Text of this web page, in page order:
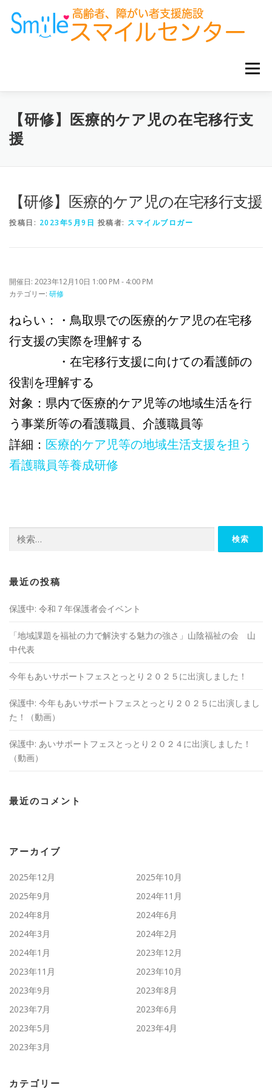
キ
メニュー
ホーム お知らせ サービス事業所 グループ企業
【研修】医療的ケア児の在宅移行支
援
【研修】医療的ケア児の在宅移行支援
投稿日: 2023年5月9日 投稿者: スマイルブロガー
開催日: 2023年12月10日 1:00 PM - 4:00 PM
カテゴリー: 研修
ねらい：・鳥取県での医療的ケア児の在宅移
行支援の実際を理解する
・在宅移行支援に向けての看護師の
役割を理解する
対象：県内で医療的ケア児等の地域生活を行
う事業所等の看護職員、介護職員等
詳細： 医療的ケア児等の地域生活支援を担う
看護職員等養成研修
索:
最近の投稿
保護中: 令和７年保護者会イベント
「地域課題を福祉の⼒で解決する魅⼒の強さ」山陰福祉の会 山
中代表
今年もあいサポートフェスとっとり２０２５に出演しました！
保護中: 今年もあいサポートフェスとっとり２０２５に出演しまし
た！（動画）
保護中: あいサポートフェスとっとり２０２４に出演しました！
（動画）
最近のコメント
アーカイブ
2025年12月
2025年10月
2025年9月
2024年11月
2024年8月
2024年6月
2024年3月
2024年2月
2024年1月
2023年12月
2023年11月
2023年10月
2023年9月
2023年8月
2023年7月
2023年6月
2023年5月
2023年4月
2023年3月
カテゴリー